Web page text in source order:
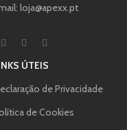
loja@apexx.pt
ÚTEIS
de Privacidade
de Cookies